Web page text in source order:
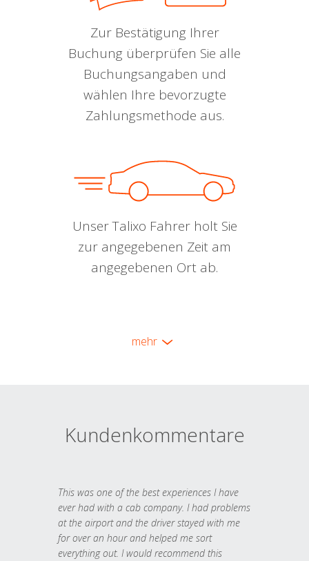
Zur Bestätigung Ihrer
Buchung überprüfen Sie alle
Buchungsangaben und
wählen Ihre bevorzugte
Zahlungsmethode aus.
Unser Talixo Fahrer holt Sie
zur angegebenen Zeit am
angegebenen Ort ab.
mehr
Kundenkommentare
This was one of the best experiences I have
ever had with a cab company. I had problems
at the airport and the driver stayed with me
for over an hour and helped me sort
everything out. I would recommend this